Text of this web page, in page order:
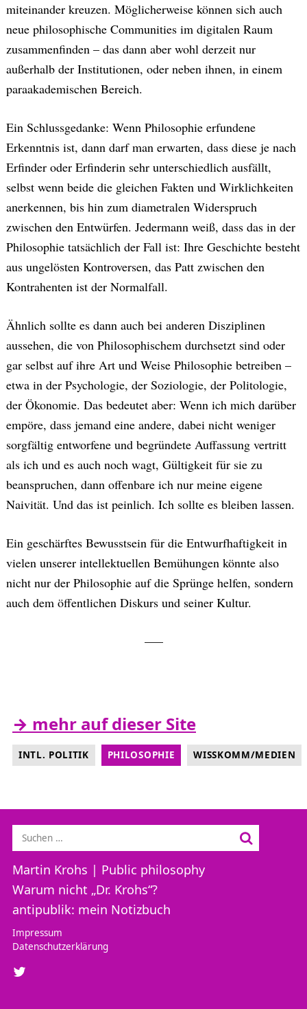
miteinander kreuzen. Möglicherweise können sich auch
neue philosophische Communities im digitalen Raum
zusammenfinden – das dann aber wohl derzeit nur
außerhalb der Institutionen, oder neben ihnen, in einem
paraakademischen Bereich.
Ein Schlussgedanke: Wenn Philosophie erfundene
Erkenntnis ist, dann darf man erwarten, dass diese je nach
Erfinder oder Erfinderin sehr unterschiedlich ausfällt,
selbst wenn beide die gleichen Fakten und Wirklichkeiten
anerkennen, bis hin zum diametralen Widerspruch
zwischen den Entwürfen. Jedermann weiß, dass das in der
Philosophie tatsächlich der Fall ist: Ihre Geschichte besteht
aus ungelösten Kontroversen, das Patt zwischen den
Kontrahenten ist der Normalfall.
Ähnlich sollte es dann auch bei anderen Disziplinen
aussehen, die von Philosophischem durchsetzt sind oder
gar selbst auf ihre Art und Weise Philosophie betreiben –
etwa in der Psychologie, der Soziologie, der Politologie,
der Ökonomie. Das bedeutet aber: Wenn ich mich darüber
empöre, dass jemand eine andere, dabei nicht weniger
sorgfältig entworfene und begründete Auffassung vertritt
als ich und es auch noch wagt, Gültigkeit für sie zu
beanspruchen, dann offenbare ich nur meine eigene
Naivität. Und das ist peinlich. Ich sollte es bleiben lassen.
Ein geschärftes Bewusstsein für die Entwurfhaftigkeit in
vielen unserer intellektuellen Bemühungen könnte also
nicht nur der Philosophie auf die Sprünge helfen, sondern
auch dem öffentlichen Diskurs und seiner Kultur.
–––
→ mehr auf dieser Site
INTL. POLITIK PHILOSOPHIE WISSKOMM/MEDIEN
Hauptmenü
Martin Krohs | Public philosophy
Warum nicht „Dr. Krohs“?
antipublik: mein Notizbuch
Impressum
Datenschutzerklärung